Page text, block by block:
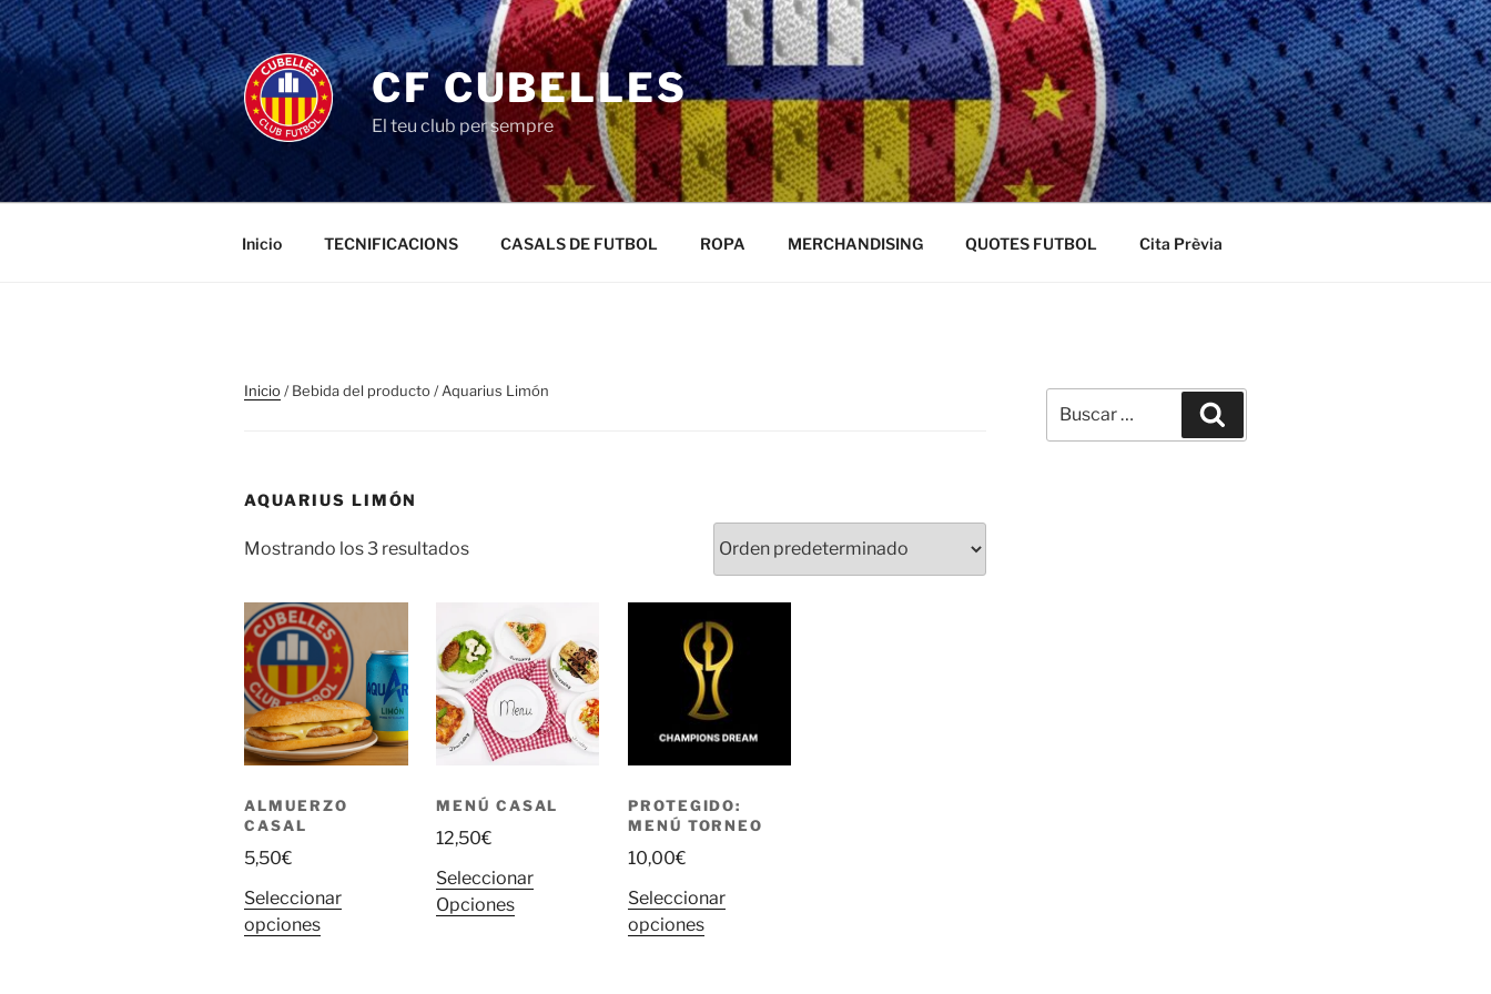
Saltar
al
contenido
CF CUBELLES
El teu club per sempre
Inicio TECNIFICACIONS CASALS DE FUTBOL ROPA MERCHANDISING QUOTES FUTBOL Cita Prèvia
Inicio/ Bebida del producto / Aquarius Limón
AQUARIUS LIMÓN
Mostrando los 3 resultados
ALMUERZO
CASAL
5,50€
Seleccionar
opcionesEste
MENÚ CASAL
12,50€
Seleccionar
OpcionesEste
PROTEGIDO:
MENÚ TORNEO
10,00€
Seleccionar
opcionesEste
por: